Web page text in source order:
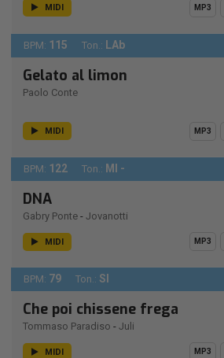
MIDI MP3
BPM: 115 Ton.: LAb
Gelato al limon
Paolo Conte
MIDI MP3
BPM: 122 Ton.: MI -
DNA
Gabry Ponte - Jovanotti
MIDI MP3
BPM: 79 Ton.: SI
Che poi chissene frega
Tommaso Paradiso - Juli
MIDI MP3